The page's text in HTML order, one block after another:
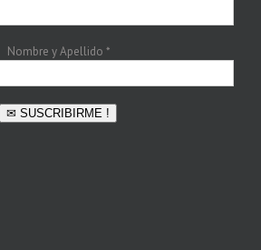
Nombre y Apellido *
✉ SUSCRIBIRME !